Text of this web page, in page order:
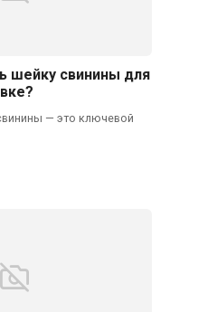
шейку свинины для
— это ключевой